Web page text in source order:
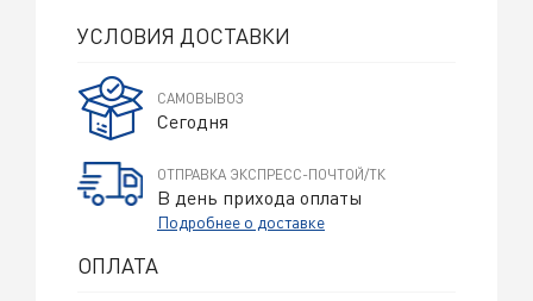
УСЛОВИЯ ДОСТАВКИ
САМОВЫВОЗ
Сегодня
ОТПРАВКА ЭКСПРЕСС-ПОЧТОЙ/ТК
В день прихода оплаты
Подробнее о доставке
ОПЛАТА